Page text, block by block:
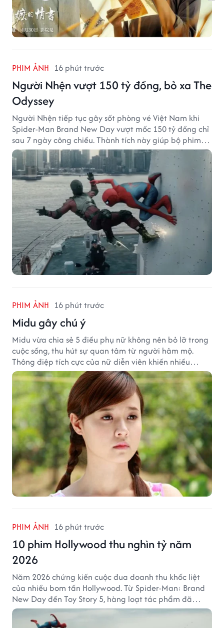
PHIM ẢNH 16 phút trước
Người Nhện vượt 150 tỷ đồng, bỏ xa The
Odyssey
Người Nhện tiếp tục gây sốt phòng vé Việt Nam khi
Spider-Man Brand New Day vượt mốc 150 tỷ đồng chỉ
sau 7 ngày công chiếu. Thành tích này giúp bộ phim
của Tom Holland tạo khoảng cách đáng kể với The
Odyssey trên đường đua doanh thu.
PHIM ẢNH 16 phút trước
Midu gây chú ý
Midu vừa chia sẻ 5 điều phụ nữ không nên bỏ lỡ trong
cuộc sống, thu hút sự quan tâm từ người hâm mộ.
Thông điệp tích cực của nữ diễn viên khiến nhiều
người đồng cảm khi nhìn lại hành trình sự nghiệp và
hạnh phúc hiện tại của cô.
PHIM ẢNH 16 phút trước
10 phim Hollywood thu nghìn tỷ năm
2026
Năm 2026 chứng kiến cuộc đua doanh thu khốc liệt
của nhiều bom tấn Hollywood. Từ Spider-Man: Brand
New Day đến Toy Story 5, hàng loạt tác phẩm đã
mang về hàng chục nghìn tỷ đồng và tạo nên những
cột mốc đáng nhớ tại phòng vé toàn cầu.